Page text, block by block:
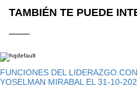
TAMBIÉN TE PUEDE
FUNCIONES DEL
YOSELMAN MIRABAL EL 31-10-